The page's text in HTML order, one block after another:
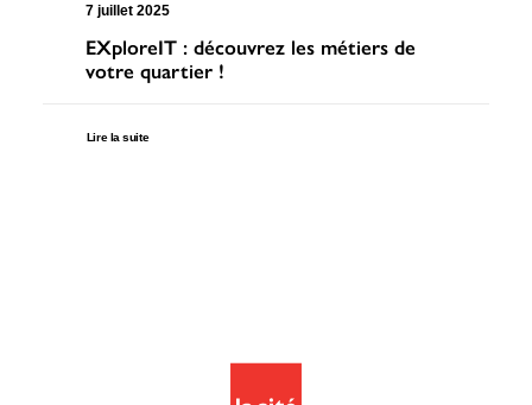
7 juillet 2025
EXploreIT : découvrez les métiers de
votre quartier !
Lire la suite